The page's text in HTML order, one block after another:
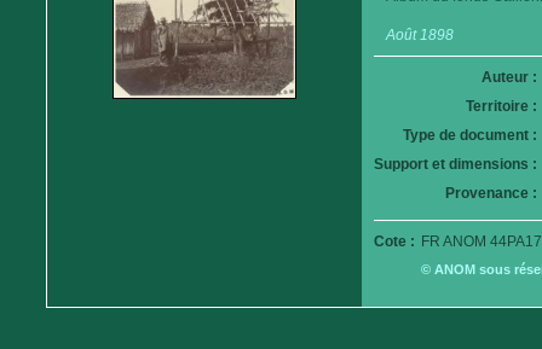
Août 1898
Auteur :
Territoire :
Type de document :
Support et dimensions :
Provenance :
Cote : FR ANOM
© ANOM sous